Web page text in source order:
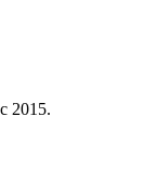
2015.